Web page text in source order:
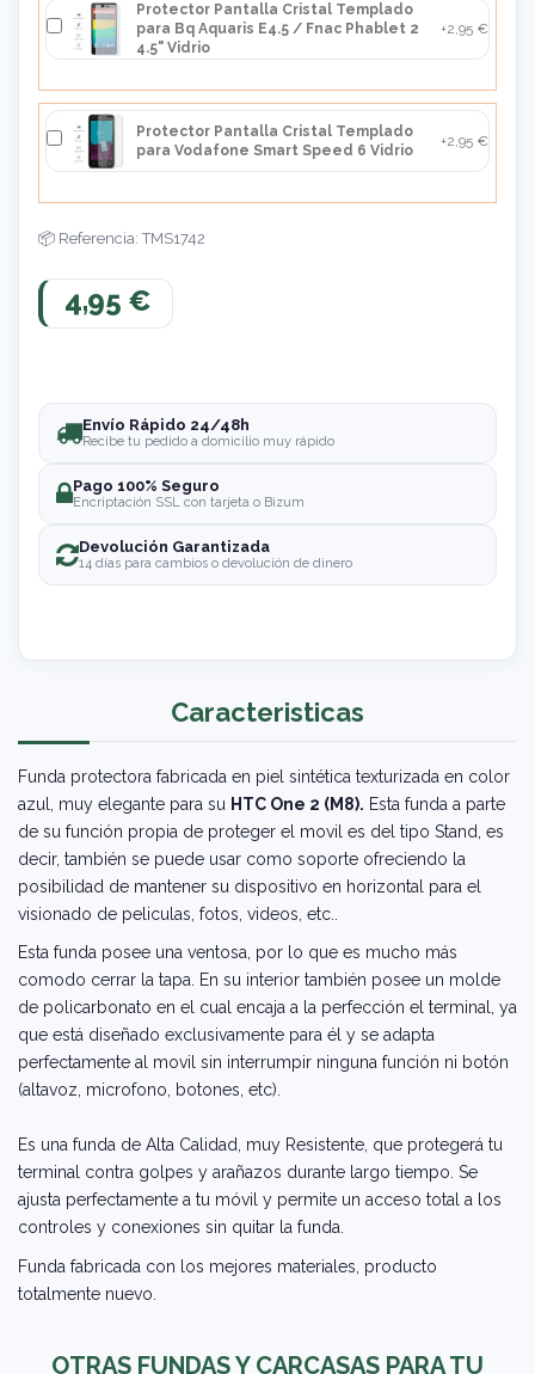
Protector Pantalla Cristal Templado
para Bq Aquaris E4.5 / Fnac Phablet 2
4.5" Vidrio
+2,95 €
Protector Pantalla Cristal Templado
para Vodafone Smart Speed 6 Vidrio
+2,95 €
Referencia: TMS1742
4,95 €
Envío Rápido 24/48h
Recibe tu pedido a domicilio muy rápido
Pago 100% Seguro
Encriptación SSL con tarjeta o Bizum
Devolución Garantizada
14 días para cambios o devolución de dinero
Caracteristicas
Funda protectora fabricada en piel sintética texturizada en color
azul, muy elegante para su HTC One 2 (M8). Esta funda a parte
de su función propia de proteger el movil es del tipo Stand, es
decir, también se puede usar como soporte ofreciendo la
posibilidad de mantener su dispositivo en horizontal para el
visionado de peliculas, fotos, videos, etc..
Esta funda posee una ventosa, por lo que es mucho más
comodo cerrar la tapa. En su interior también posee un molde
de policarbonato en el cual encaja a la perfección el terminal, ya
que está diseñado exclusivamente para él y se adapta
perfectamente al movil sin interrumpir ninguna función ni botón
(altavoz, microfono, botones, etc).
Es una funda de Alta Calidad, muy Resistente, que protegerá tu
terminal contra golpes y arañazos durante largo tiempo. Se
ajusta perfectamente a tu móvil y permite un acceso total a los
controles y conexiones sin quitar la funda.
Funda fabricada con los mejores materiales, producto
totalmente nuevo.
OTRAS FUNDAS Y CARCASAS PARA TU